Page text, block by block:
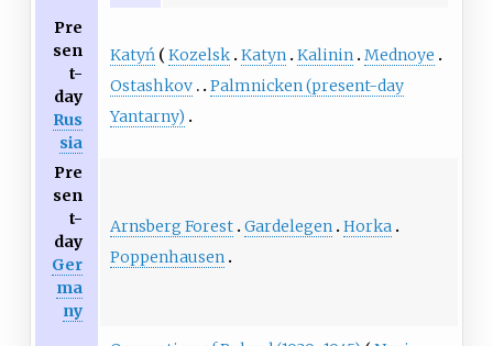
Pre
sen
t-
day
Rus
sia
Katyń Kozelsk Katyn Kalinin Mednoye
Ostashkov
Palmnicken (present-day
Yantarny)
Pre
sen
t-
day
Ger
ma
ny
Arnsberg Forest Gardelegen Horka
Poppenhausen